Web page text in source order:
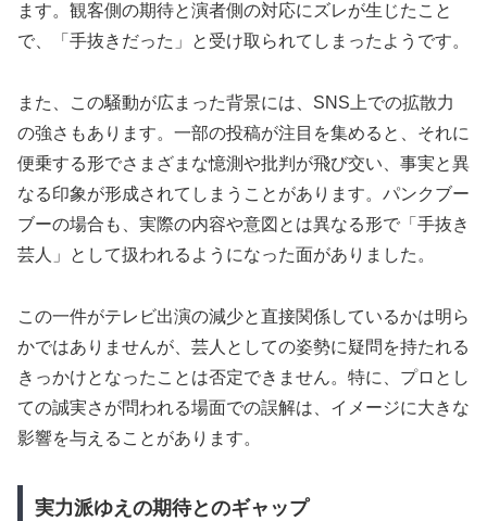
ます。観客側の期待と演者側の対応にズレが生じたこと
で、「手抜きだった」と受け取られてしまったようです。
また、この騒動が広まった背景には、SNS上での拡散力
の強さもあります。一部の投稿が注目を集めると、それに
便乗する形でさまざまな憶測や批判が飛び交い、事実と異
なる印象が形成されてしまうことがあります。パンクブー
ブーの場合も、実際の内容や意図とは異なる形で「手抜き
芸人」として扱われるようになった面がありました。
この一件がテレビ出演の減少と直接関係しているかは明ら
かではありませんが、芸人としての姿勢に疑問を持たれる
きっかけとなったことは否定できません。特に、プロとし
ての誠実さが問われる場面での誤解は、イメージに大きな
影響を与えることがあります。
実力派ゆえの期待とのギャップ